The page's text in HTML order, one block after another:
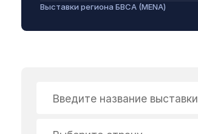
Выставки региона БВСА (MENA)
Введите название выставки